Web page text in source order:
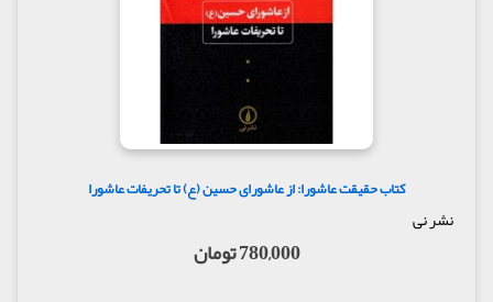
کتاب حقیقت عاشورا: از عاشورای حسین (ع) تا تحریفات عاشورا
نشر نی
780,000 تومان